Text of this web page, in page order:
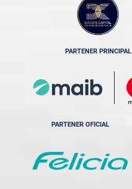
PARTENER PRINCIPAL
PARTENER OFICIAL